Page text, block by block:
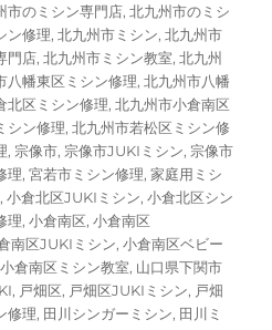
市のミシン専門店,北九州市のミシ
ン修理,北九州市ミシン,北九州市
門店,北九州市ミシン教室,北九州
八幡東区ミシン修理,北九州市八幡
北区ミシン修理,北九州市小倉南区
シン修理,北九州市若松区ミシン修
, 宗像市, 宗像市JUKIミシン, 宗像市
理,宮若市ミシン修理,家庭用ミシ
,小倉北区JUKIミシン,小倉北区シン
理,小倉南区,小倉南区
南区JUKIミシン,小倉南区ベビー
小倉南区ミシン教室, 山口県下関市
, 戸畑区, 戸畑区JUKIミシン, 戸畑
修理, 田川シンガーミシン, 田川ミ